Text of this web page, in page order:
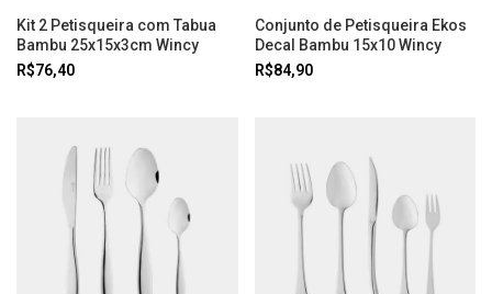
Kit 2 Petisqueira com Tabua
Bambu 25x15x3cm Wincy
R$76,40
Conjunto de Petisqueira Ekos
Decal Bambu 15x10 Wincy
R$84,90